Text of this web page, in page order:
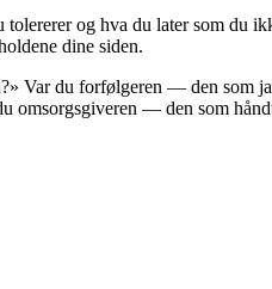
og hva du later som du
dine siden.
Var du forfølgeren — den som
— den som